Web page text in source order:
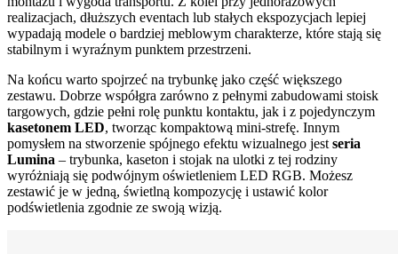
realizacjach, dłuższych eventach lub stałych ekspozycjach lepiej
wypadają modele o bardziej meblowym charakterze, które stają się
stabilnym i wyraźnym punktem przestrzeni.
Na końcu warto spojrzeć na trybunkę jako część większego
zestawu. Dobrze współgra zarówno z pełnymi zabudowami stoisk
targowych, gdzie pełni rolę punktu kontaktu, jak i z pojedynczym
kasetonem LED, tworząc kompaktową mini-strefę. Innym
pomysłem na stworzenie spójnego efektu wizualnego jest seria
Lumina – trybunka, kaseton i stojak na ulotki z tej rodziny
wyróżniają się podwójnym oświetleniem LED RGB. Możesz
zestawić je w jedną, świetlną kompozycję i ustawić kolor
podświetlenia zgodnie ze swoją wizją.